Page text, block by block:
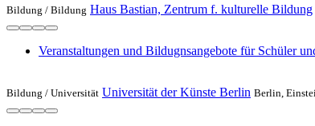
Bildung / Bildung Haus Bastian, Zentrum f. kulturelle Bildung
Veranstaltungen und Bildugnsangebote für Schüler
Bildung / Universität Universität der Künste Berlin Berlin,